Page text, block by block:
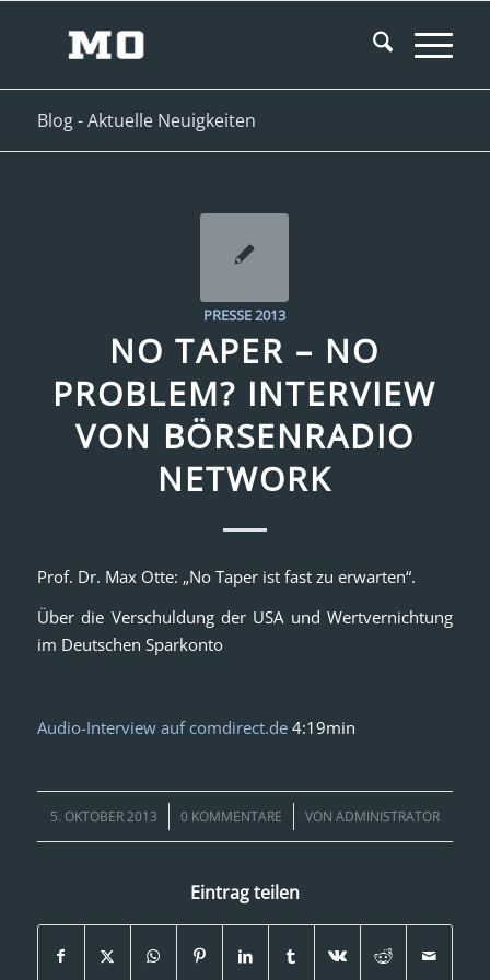
Blog - Aktuelle Neuigkeiten
PRESSE 2013
NO TAPER – NO
PROBLEM? INTERVIEW
VON BÖRSENRADIO
NETWORK
Prof. Dr. Max Otte: „No Taper ist fast zu erwarten“.
Über die Verschuldung der USA und Wertvernichtung
im Deutschen Sparkonto
Audio-Interview auf comdirect.de4:19min
5. OKTOBER 2013
/ 0 KOMMENTARE
/ VON ADMINISTRATOR
Eintrag teilen